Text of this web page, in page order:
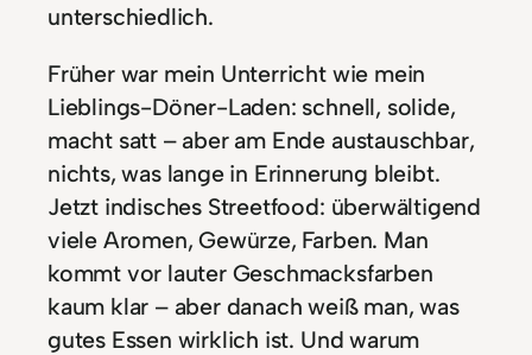
unterschiedlich.
Früher war mein Unterricht wie mein
Lieblings-Döner-Laden: schnell, solide,
macht satt – aber am Ende austauschbar,
nichts, was lange in Erinnerung bleibt.
Jetzt indisches Streetfood: überwältigend
viele Aromen, Gewürze, Farben. Man
kommt vor lauter Geschmacksfarben
kaum klar – aber danach weiß man, was
gutes Essen wirklich ist. Und warum